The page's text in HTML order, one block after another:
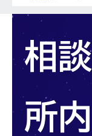
相
所